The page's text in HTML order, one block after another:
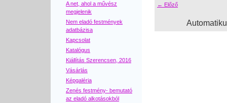
A net, ahol a művész
megjelenik
Nem eladó festmények
adatbázisa
Kapcsolat
Katalógus
Kiállítás Szerencsen, 2016
Vásárlás
Képgaléria
Zenés festmény- bemutató
az eladó alkotásokból
← Előző